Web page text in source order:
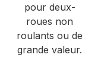
pour deux-
roues non
roulants ou de
grande valeur.